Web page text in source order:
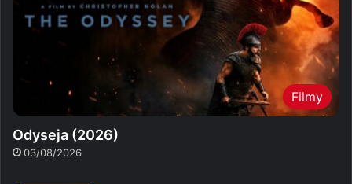
Filmy
Odyseja (2026)
03/08/2026